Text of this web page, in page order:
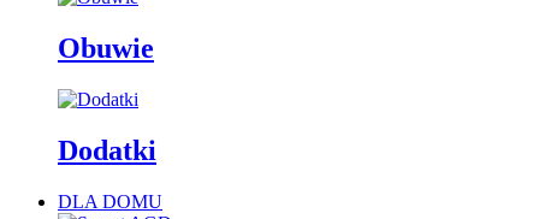
Obuwie
Dodatki
DLA DOMU